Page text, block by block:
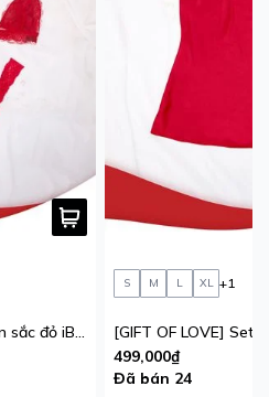
[GIFT OF LOVE] Set nội y ren sắc đỏ iBasic phiên bản giới hạn
S M L XL +1
499,000₫
Đã bán 24